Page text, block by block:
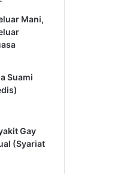
Mani,
Suami
Gay
(Syariat